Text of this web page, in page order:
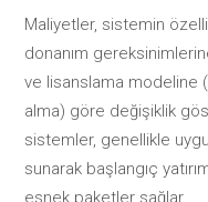
Maliyetler, sistemin
donanım
ve lisanslama modeline
alma) göre değişiklik
sistemler, genellikle
sunarak başlangıç
esnek paketler sağlar.